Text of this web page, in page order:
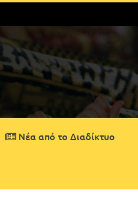
Νέα από το Διαδίκτυο